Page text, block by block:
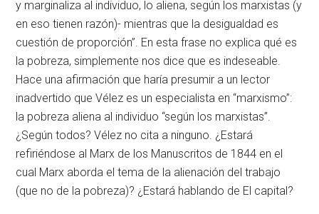
y marginaliza al individuo, lo aliena, según los marxistas (y
en eso tienen razón)- mientras que la desigualdad es
cuestión de proporción”. En esta frase no explica qué es
la pobreza, simplemente nos dice que es indeseable.
Hace una afirmación que haría presumir a un lector
inadvertido que Vélez es un especialista en “marxismo”:
la pobreza aliena al individuo “según los marxistas”.
¿Según todos? Vélez no cita a ninguno. ¿Estará
refiriéndose al Marx de los Manuscritos de 1844 en el
cual Marx aborda el tema de la alienación del trabajo
(que no de la pobreza)? ¿Estará hablando de El capital?